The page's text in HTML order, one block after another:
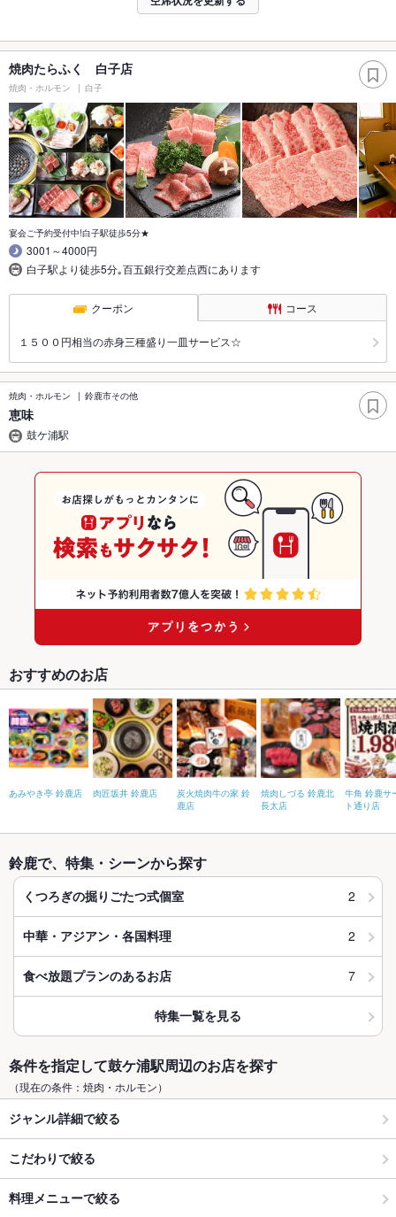
焼肉たらふく 白子店
焼肉・ホルモン 白子
宴会ご予約受付中!白子駅徒歩5分★
3001～4000円
白子駅より徒歩5分｡百五銀行交差点西にあります
クーポン コース
１５００円相当の赤身三種盛り一皿サービス☆
焼肉・ホルモン 鈴鹿市その他
恵味
鼓ケ浦駅
おすすめのお店
あみやき亭 鈴鹿店 肉匠坂井 鈴鹿店
炭火焼肉牛の家 鈴
鹿店
焼肉しづる 鈴鹿北
長太店
牛角 鈴鹿サ
ト通り店
鈴鹿で、特集・シーンから探す
くつろぎの掘りごたつ式個室 2
中華・アジアン・各国料理 2
食べ放題プランのあるお店 7
特集一覧を見る
条件を指定して鼓ケ浦駅周辺のお店を探す
（現在の条件：焼肉・ホルモン）
ジャンル詳細で絞る
こだわりで絞る
料理メニューで絞る